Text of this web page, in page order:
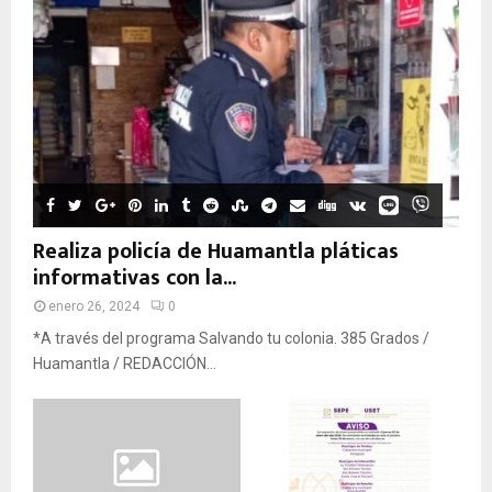
Realiza policía de Huamantla pláticas
informativas con la...
enero 26, 2024 0
*A través del programa Salvando tu colonia. 385 Grados /
Huamantla / REDACCIÓN...